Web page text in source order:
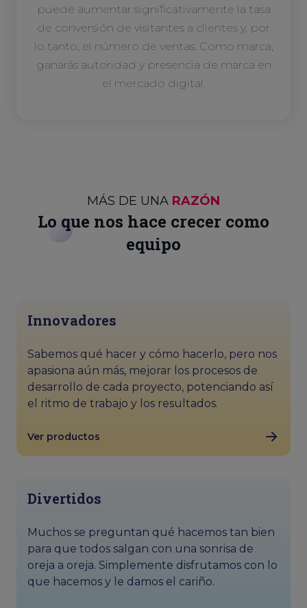
puede aumentar significativamente la tasa
de conversión de visitantes a clientes y, por
lo tanto, el número de ventas. Como marca,
ganarás autoridad y presencia de marca en
el mercado digital.
MÁS DE UNA RAZÓN
Lo que nos hace crecer como
equipo
Innovadores
Sabemos qué hacer y cómo hacerlo, pero nos
apasiona aún más, mejorar los procesos de
desarrollo de cada proyecto, potenciando así
el ritmo de trabajo y los resultados.
Ver productos
Divertidos
Muchos se preguntan qué hacemos tan bien
para que todos salgan con una sonrisa de
oreja a oreja. Simplemente disfrutamos con lo
que hacemos y le damos el cariño.